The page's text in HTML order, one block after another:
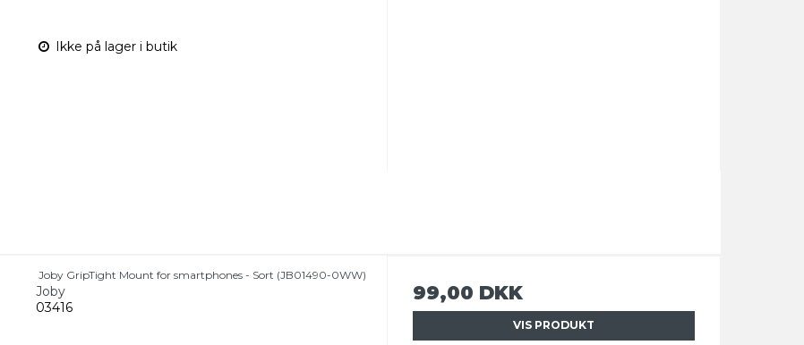
Ikke på lager i butik
Joby GripTight Mount for smartphones - Sort (JB01490-0WW)
Joby
03416
99,00 DKK
VIS PRODUKT